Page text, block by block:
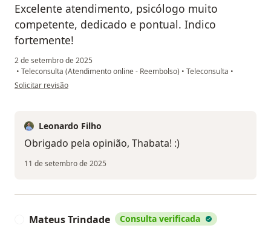
Excelente atendimento, psicólogo muito
competente, dedicado e pontual. Indico
fortemente!
2 de setembro de 2025
• Teleconsulta (Atendimento online - Reembolso) • Teleconsulta •
na opinião do utilizador Thabata
Solicitar revisão
Leonardo Filho
Obrigado pela opinião, Thabata! :)
11 de setembro de 2025
Mateus Trindade Consulta verificada